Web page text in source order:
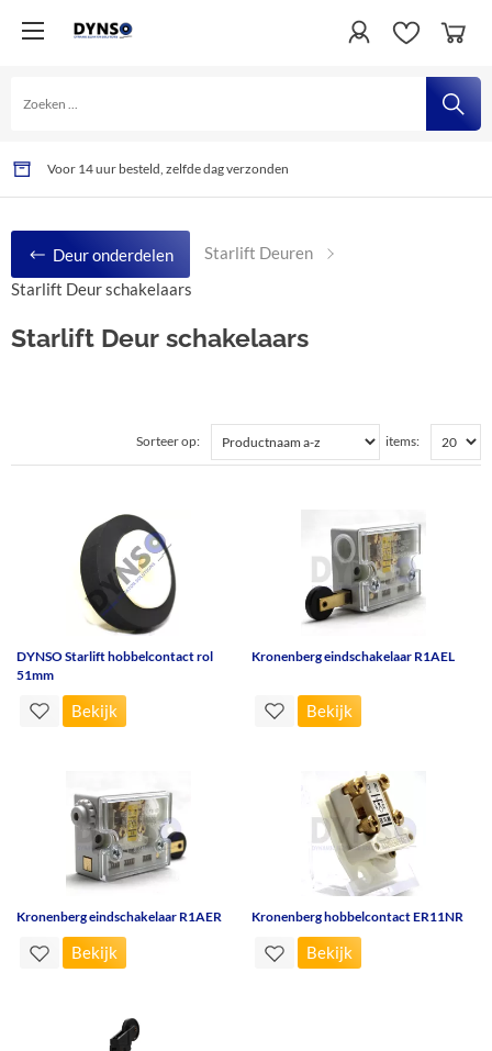
085 2017 641
Gratis levering vanaf € 450,-- (excl sensorlijsten)
Voor 14 uur besteld, zelfde dag verzonden
Deur onderdelen
Starlift Deuren
Starlift Deur schakelaars
Starlift Deur schakelaars
Sorteer op: items:
DYNSO Starlift hobbelcontact rol
51mm
Bekijk
Kronenberg eindschakelaar R1AEL
Bekijk
Kronenberg eindschakelaar R1AER
Bekijk
Kronenberg hobbelcontact ER11NR
Bekijk